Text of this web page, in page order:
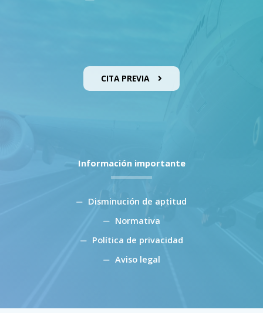
CITA PREVIA
Información importante
Disminución de aptitud
Normativa
Política de privacidad
Aviso legal